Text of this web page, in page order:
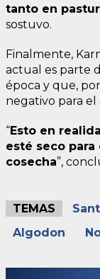
tanto en
sostuvo.
Finalmente,
actual es parte
época y que,
negativo para el
“Esto en
esté seco para
cosecha”,
TEMAS
Algodon